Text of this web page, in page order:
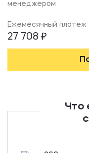
менеджером
Ежемесячный платеж
27 708 ₽
Что